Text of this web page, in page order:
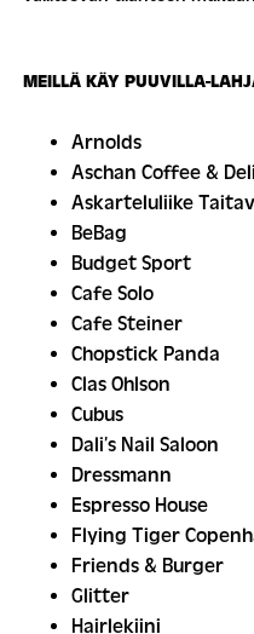
MEILLÄ KÄY PUUVILLA-
Arnolds
Aschan Coffee & Deli
Askarteluliike
BeBag
Budget Sport
Cafe Solo
Cafe Steiner
Chopstick Panda
Clas Ohlson
Cubus
Dali’s Nail Saloon
Dressmann
Espresso House
Flying Tiger
Friends & Burger
Glitter
Hairlekiini